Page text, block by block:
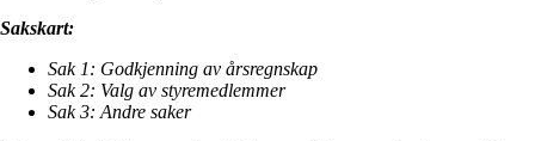
Sakskart:
Sak 1: Godkjenning av årsregnskap
Sak 2: Valg av styremedlemmer
Sak 3: Andre saker